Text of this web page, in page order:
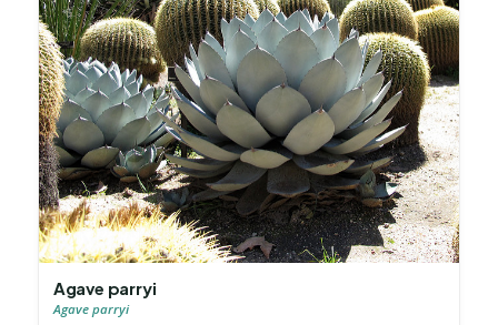
Agave parryi
Agave parryi